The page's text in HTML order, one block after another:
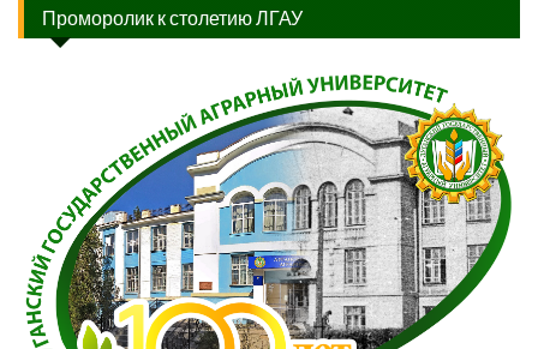
Проморолик к столетию ЛГАУ